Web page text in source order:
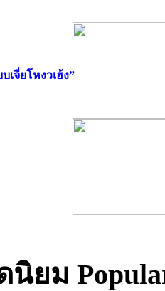
เจี่ยโหงวเฮ้ง”
นิยม